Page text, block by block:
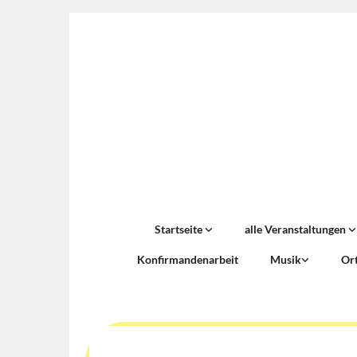
Startseite alle Veranstaltungen
Konfirmandenarbeit Musik